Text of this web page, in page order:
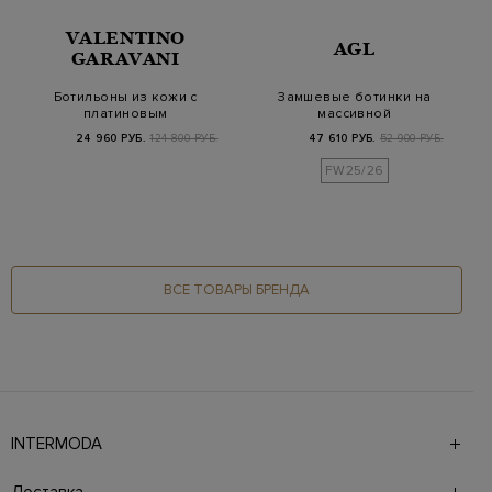
VALENTINO
GARAVANI
Ботильоны из кожи с
платиновым
заклепках
24 960 РУБ. 124 800 РУБ.
AGL
Замшевые ботинки на
массивной
47 610 РУБ. 52 900 РУБ.
FW25/26
ВСЕ ТОВАРЫ БРЕНДА
INTERMODA
брендов на 4 этажах в самом центре города. На сайте